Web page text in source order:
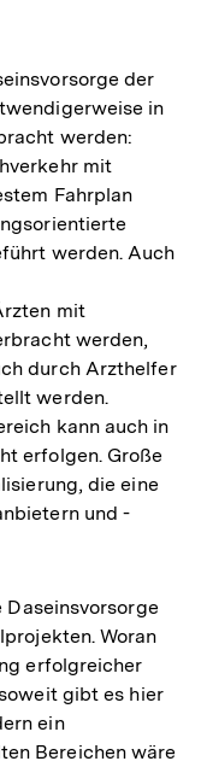
der
in
werden:
mit
Fahrplan
werden. Auch
mit
werden,
durch Arzthelfer
werden.
kann auch in
erfolgen. Große
die eine
und -
Woran
erfolgreicher
gibt es hier
ein
Bereichen wäre